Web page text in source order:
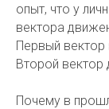
опыт, что у
вектора
Первый вектор
Второй вектор
Почему в